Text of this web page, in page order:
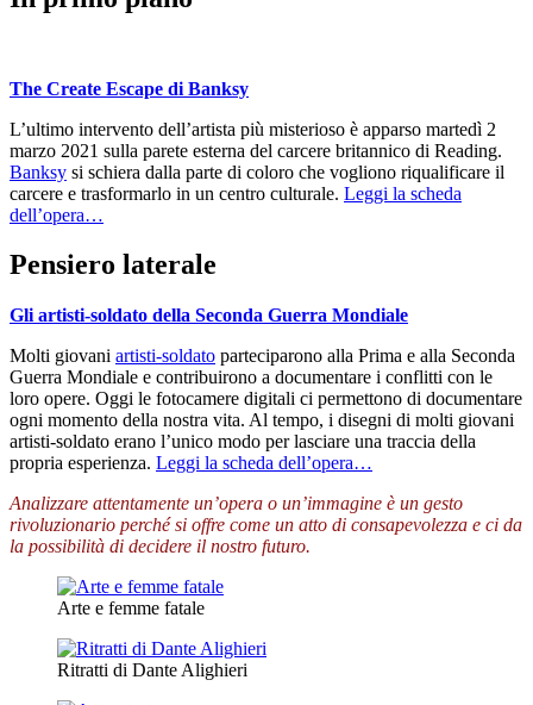
The Create Escape di Banksy
L’ultimo intervento dell’artista più misterioso è apparso martedì 2
marzo 2021 sulla parete esterna del carcere britannico di Reading.
Banksy si schiera dalla parte di coloro che vogliono riqualificare il
carcere e trasformarlo in un centro culturale. Leggi la scheda
dell’opera…
Pensiero laterale
Gli artisti-soldato della Seconda Guerra Mondiale
Molti giovani artisti-soldato parteciparono alla Prima e alla Seconda
Guerra Mondiale e contribuirono a documentare i conflitti con le
loro opere. Oggi le fotocamere digitali ci permettono di documentare
ogni momento della nostra vita. Al tempo, i disegni di molti giovani
artisti-soldato erano l’unico modo per lasciare una traccia della
propria esperienza. Leggi la scheda dell’opera…
Analizzare attentamente un’opera o un’immagine è un gesto
rivoluzionario perché si offre come un atto di consapevolezza e ci da
la possibilità di decidere il nostro futuro.
Arte e femme fatale
Ritratti di Dante Alighieri